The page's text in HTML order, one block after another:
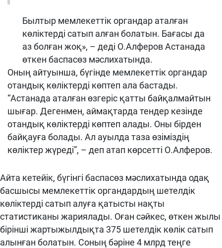
Былтыр мемлекеттік органдар аталған
көліктерді сатып алған болатын. Бағасы да
аз болған жоқ», – деді О.Алферов Астанада
өткен баспасөз мәслиxатында.
Оның айтуынша, бүгінде мемлекеттік органдар
отандық көліктерді көптеп ала бастады.
“Астанада аталған өзгеріс қатты байқалмайтын
шығар. Дегенмен, аймақтарда тендер кезінде
отандық көліктерді көптеп алады. Оны бірден
байқауға болады. Ал ауылда таза өзіміздің
көліктер жүреді”, – деп атап көрсетті О.Алферов.
Айта кетейік, бүгінгі баспасөз мәслиxатында одақ
басшысы мемлекеттік органдардың шетелдік
көліктерді сатып алуға қатысты нақты
статистиканы жариялады. Оған сәйкес, өткен жылы
бірінші жартыжылдықта 375 шетелдік көлік сатып
алынған болатын. Соның бәріне 4 млрд теңге